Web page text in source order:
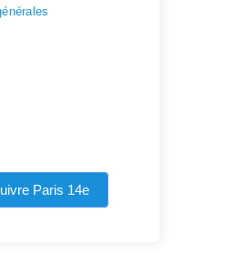
Paris 14e